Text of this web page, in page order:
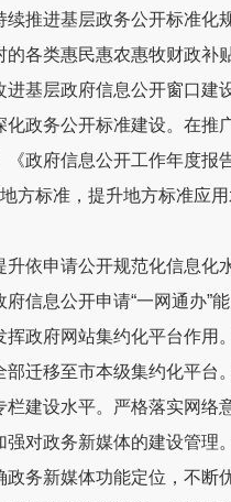
续推进基层政务公开标准化
的各类惠民惠农惠牧财政补
进基层政府信息公开窗口建
化政务公开标准建设。 在推
《政府信息公开工作年度报
方标准，提升地方标准应
升依申请公开规范化信息化
府信息公开申请“一网通办”
挥政府网站集约化平台作用。
部迁移至市本级集约化平台
栏建设水平。严格落实网络
强对政务新媒体的建设管理。
政务新媒体功能定位，不断